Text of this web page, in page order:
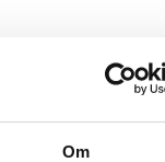
Om
om at
for